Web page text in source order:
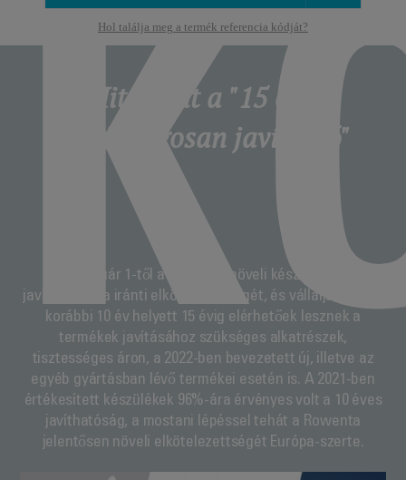
Hol találja meg a termék referencia kódját?
Mit jelent a "15 évig
gazdaságosan javítható"
2022. január 1-től a Rowenta növeli készülékeinek
javíthatósága iránti elkötelezettségét, és vállalja, hogy a
korábbi 10 év helyett 15 évig elérhetőek lesznek a
termékek javításához szükséges alkatrészek,
tisztességes áron, a 2022-ben bevezetett új, illetve az
egyéb gyártásban lévő termékei esetén is. A 2021-ben
értékesített készülékek 96%-ára érvényes volt a 10 éves
javíthatóság, a mostani lépéssel tehát a Rowenta
jelentősen növeli elkötelezettségét Európa-szerte.